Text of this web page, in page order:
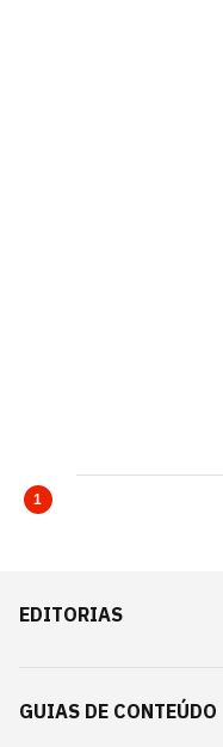
1
EDITORIAS
GUIAS DE CONTEÚDO